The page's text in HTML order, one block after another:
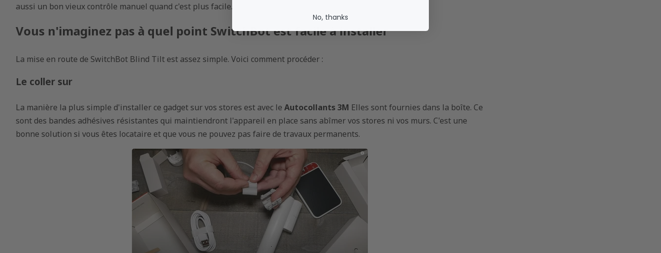
aussi un bon vieux contrôle manuel quand c'est plus facile.
Vous n'imaginez pas à quel point SwitchBot est facile à installer
La mise en route de SwitchBot Blind Tilt est assez simple. Voici comment procéder :
Le coller sur
La manière la plus simple d'installer ce gadget sur vos stores est avec le Autocollants 3M Elles sont fournies dans la boîte. Ce
sont des bandes adhésives résistantes qui maintiendront l'appareil en place sans abîmer vos stores ni vos murs. C'est une
bonne solution si vous êtes locataire et que vous ne pouvez pas faire de travaux permanents.
No, thanks